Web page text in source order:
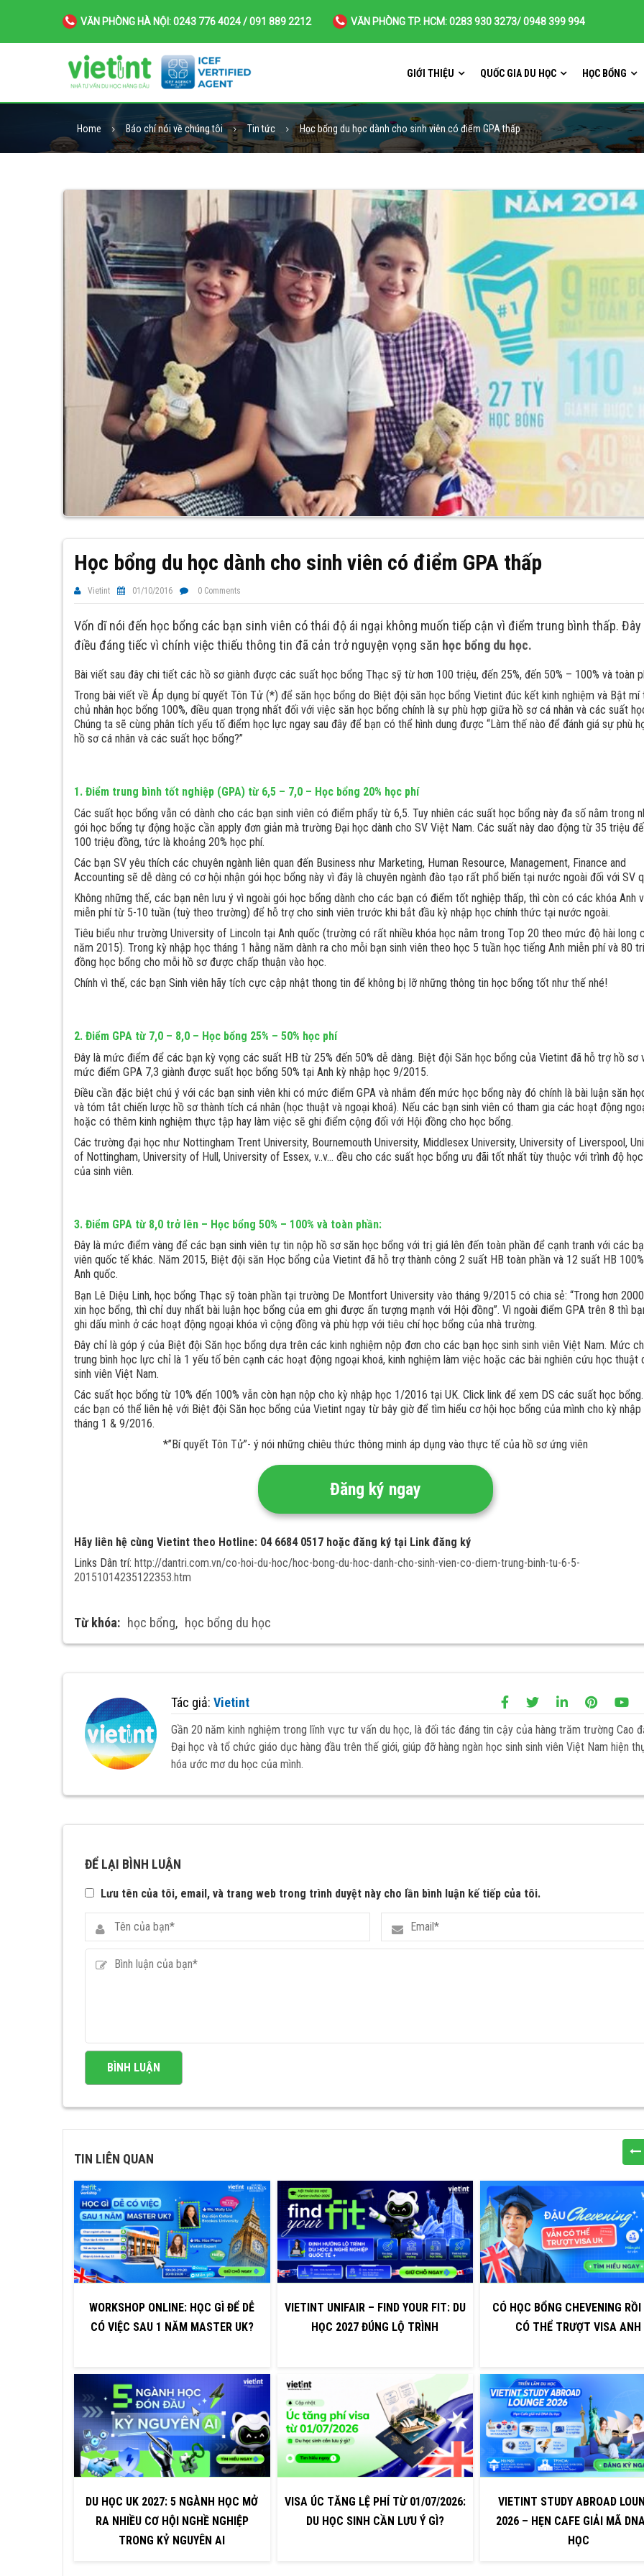
VĂN PHÒNG HÀ NỘI: 0243 776 4024 / 091 889 2212 VĂN PHÒNG TP. HCM: 0283 930 3273/ 0948 399 994
GIỚI THIỆU QUỐC GIA DU HỌC HỌC BỔNG
Home Báo chí nói về chúng tôi Tin tức Học bổng du học dành cho sinh viên có điểm GPA thấp
Học bổng du học dành cho sinh viên có điểm GPA thấp
Vietint 01/10/2016 0 Comments
Vốn dĩ nói đến học bổng các bạn sinh viên có thái độ ái ngại không muốn tiếp cận vì điểm trung bình thấp. Đây
điều đáng tiếc vì chính việc thiếu thông tin đã cản trở nguyện vọng săn học bổng du học.
Bài viết sau đây chi tiết các hồ sơ giành được các suất học bổng Thạc sỹ từ hơn 100 triệu, đến 25%, đến 50% – 100% và toàn
Trong bài viết về Áp dụng bí quyết Tôn Tử (*) để săn học bổng do Biệt đội săn học bổng Vietint đúc kết kinh nghiệm và Bật
chủ nhân học bổng 100%, điều quan trọng nhất đối với việc săn học bổng chính là sự phù hợp giữa hồ sơ cá nhân và các suất
Chúng ta sẽ cùng phân tích yếu tố điểm học lực ngay sau đây để bạn có thể hình dung được “Làm thế nào để đánh giá sự phù
hồ sơ cá nhân và các suất học bổng?”
1. Điểm trung bình tốt nghiệp (GPA) từ 6,5 – 7,0 – Học bổng 20% học phí
Các suất học bổng vẫn có dành cho các bạn sinh viên có điểm phẩy từ 6,5. Tuy nhiên các suất học bổng này đa số nằm trong
gói học bổng tự động hoặc cần apply đơn giản mà trường Đại học dành cho SV Việt Nam. Các suất này dao động từ 35 triệu
100 triệu đồng, tức là khoảng 20% học phí.
Các bạn SV yêu thích các chuyên ngành liên quan đến Business như Marketing, Human Resource, Management, Finance and
Accounting sẽ dễ dàng có cơ hội nhận gói học bổng này vì đây là chuyên ngành đào tạo rất phổ biến tại nước ngoài đối với SV
Không những thế, các bạn nên lưu ý vì ngoài gói học bổng dành cho các bạn có điểm tốt nghiệp thấp, thì còn có các khóa Anh
miễn phí từ 5-10 tuần (tuỳ theo trường) để hỗ trợ cho sinh viên trước khi bắt đầu kỳ nhập học chính thức tại nước ngoài.
Tiêu biểu như trường University of Lincoln tại Anh quốc (trường có rất nhiều khóa học nằm trong Top 20 theo mức độ hài long
năm 2015). Trong kỳ nhập học tháng 1 hằng năm dành ra cho mỗi bạn sinh viên theo học 5 tuần học tiếng Anh miễn phí và 80
đồng học bổng cho mỗi hồ sơ được chấp thuận vào học.
Chính vì thế, các bạn Sinh viên hãy tích cực cập nhật thong tin để không bị lỡ những thông tin học bổng tốt như thế nhé!
2. Điểm GPA từ 7,0 – 8,0 – Học bổng 25% – 50% học phí
Đây là mức điểm để các bạn kỳ vọng các suất HB từ 25% đến 50% dễ dàng. Biệt đội Săn học bổng của Vietint đã hỗ trợ hồ sơ
mức điểm GPA 7,3 giành được suất học bổng 50% tại Anh kỳ nhập học 9/2015.
Điều cần đặc biệt chú ý với các bạn sinh viên khi có mức điểm GPA và nhắm đến mức học bổng này đó chính là bài luận săn
và tóm tắt chiến lược hồ sơ thành tích cá nhân (học thuật và ngoại khoá). Nếu các bạn sinh viên có tham gia các hoạt động
hoặc có thêm kinh nghiệm thực tập hay làm việc sẽ ghi điểm cộng đối với Hội đồng cho học bổng.
Các trường đại học như Nottingham Trent University, Bournemouth University, Middlesex University, University of Liverspool,
of Nottingham, University of Hull, University of Essex, v..v… đều cho các suất học bổng ưu đãi tốt nhất tùy thuộc với trình độ
của sinh viên.
3. Điểm GPA từ 8,0 trở lên – Học bổng 50% – 100% và toàn phần:
Đây là mức điểm vàng để các bạn sinh viên tự tin nộp hồ sơ săn học bổng với trị giá lên đến toàn phần để cạnh tranh với các
viên quốc tế khác. Năm 2015, Biệt đội săn Học bổng của Vietint đã hỗ trợ thành công 2 suất HB toàn phần và 12 suất HB
Anh quốc.
Bạn Lê Diệu Linh, học bổng Thạc sỹ toàn phần tại trường De Montfort University vào tháng 9/2015 có chia sẻ: “Trong hơn
xin học bổng, thì chỉ duy nhất bài luận học bổng của em ghi được ấn tượng mạnh với Hội đồng”. Vì ngoài điểm GPA trên 8 thì
ghi dấu mình ở các hoạt động ngoại khóa vì cộng đồng và phù hợp với tiêu chí học bổng của nhà trường.
Đây chỉ là góp ý của Biệt đội Săn học bổng dựa trên các kinh nghiệm nộp đơn cho các bạn học sinh sinh viên Việt Nam. Mức
trung bình học lực chỉ là 1 yếu tố bên cạnh các hoạt động ngoại khoá, kinh nghiệm làm việc hoặc các bài nghiên cứu học thuật
sinh viên Việt Nam.
Các suất học bổng từ 10% đến 100% vẫn còn hạn nộp cho kỳ nhập học 1/2016 tại UK. Click link để xem DS các suất học
các bạn có thể liên hệ với Biệt đội Săn học bổng của Vietint ngay từ bây giờ để tìm hiểu cơ hội học bổng của mình cho kỳ nhập
tháng 1 & 9/2016.
*”Bí quyết Tôn Tử”- ý nói những chiêu thức thông minh áp dụng vào thực tế của hồ sơ ứng viên
Đăng ký ngay
Hãy liên hệ cùng Vietint theo Hotline: 04 6684 0517 hoặc đăng ký tại Link đăng ký
Links Dân trí: http://dantri.com.vn/co-hoi-du-hoc/hoc-bong-du-hoc-danh-cho-sinh-vien-co-diem-trung-binh-tu-6-5-
20151014235122353.htm
Từ khóa: học bổng, học bổng du học
Tác giả: Vietint
Gần 20 năm kinh nghiệm trong lĩnh vực tư vấn du học, là đối tác đáng tin cậy của hàng trăm trường Cao
Đại học và tổ chức giáo dục hàng đầu trên thế giới, giúp đỡ hàng ngàn học sinh sinh viên Việt Nam hiện
hóa ước mơ du học của mình.
ĐỂ LẠI BÌNH LUẬN
Lưu tên của tôi, email, và trang web trong trình duyệt này cho lần bình luận kế tiếp của tôi.
TIN LIÊN QUAN
WORKSHOP ONLINE: HỌC GÌ ĐỂ DỄ
CÓ VIỆC SAU 1 NĂM MASTER UK?
DU HỌC UK 2027: 5 NGÀNH HỌC MỞ
RA NHIỀU CƠ HỘI NGHỀ NGHIỆP
TRONG KỶ NGUYÊN AI
VIETINT UNIFAIR – FIND YOUR FIT: DU
HỌC 2027 ĐÚNG LỘ TRÌNH
VISA ÚC TĂNG LỆ PHÍ TỪ 01/07/2026:
DU HỌC SINH CẦN LƯU Ý GÌ?
CÓ HỌC BỔNG CHEVENING RỒI
CÓ THỂ TRƯỢT VISA ANH
VIETINT STUDY ABROAD
2026 – HẸN CAFE GIẢI MÃ
HỌC